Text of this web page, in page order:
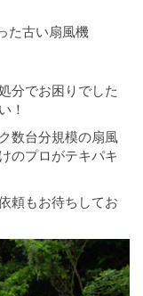
た古い扇風機
分でお困りでした
！
数台分規模の扇風
のプロがテキパキ
頼もお待ちしてお